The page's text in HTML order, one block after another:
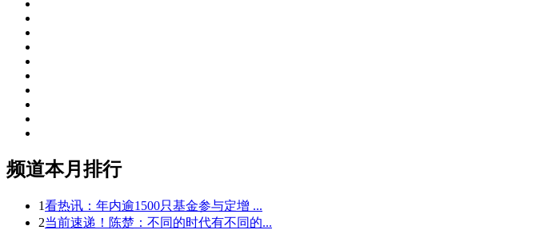
频道本月排行
1看热讯：年内逾1500只基金参与定增 ...
2当前速递！陈楚：不同的时代有不同的...